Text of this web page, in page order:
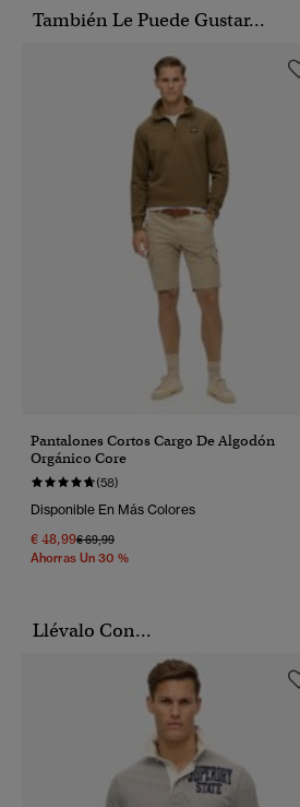
También Le Puede Gustar...
Pantalones Cortos Cargo De Algodón
Orgánico Core
(58)
Disponible En Más Colores
€ 48,99Precio Rebajado De
€ 69,99A
Ahorras Un 30 %
Llévalo Con...